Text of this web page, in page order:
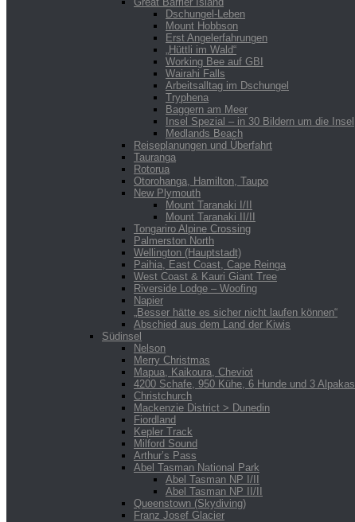
Dschungel-Leben
Mount Hobbson
Erst Angelerfahrungen
„Hüttli im Wald“
Working Bee auf GBI
Wairahi Falls
Arbeitsalltag im Dschungel
Tryphena
Baggern am Meer
Insel Spezial – in 30 Bildern um die Insel
Medlands Beach
Reiseplanungen und Überfahrt
Tauranga
Rotorua
Otorohanga, Hamilton, Taupo
New Plymouth
Mount Taranaki I/II
Mount Taranaki II/II
Tongariro Alpine Crossing
Palmerston North
Wellington (Hauptstadt)
Paihia, East Coast, Cape Reinga
West Coast & Kauri Giant Tree
Riverside Lodge – Woofing
Napier
„Besser hätte es sicher nicht laufen können“
Abschied aus dem Land der Kiwis
Südinsel
Nelson
Merry Christmas
Mapua, Kaikoura, Cheviot
4200 Schafe, 950 Kühe, 6 Hunde und 3 Alpakas
Christchurch
Mackenzie District > Dunedin
Fiordland
Kepler Track
Milford Sound
Arthur’s Pass
Abel Tasman National Park
Abel Tasman NP I/II
Abel Tasman NP II/II
Queenstown (Skydiving)
Franz Josef Glacier